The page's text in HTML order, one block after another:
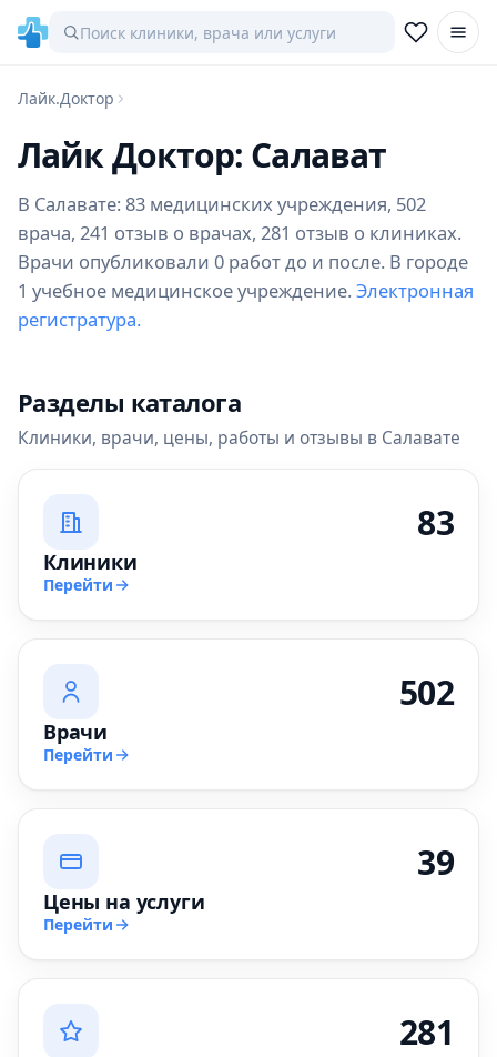
Лайк.Доктор
Лайк Доктор: Салават
В Салавате: 83 медицинских учреждения, 502
врача, 241 отзыв о врачах, 281 отзыв о клиниках.
Врачи опубликовали 0 работ до и после. В городе
1 учебное медицинское учреждение. Электронная
регистратура.
Разделы каталога
Клиники, врачи, цены, работы и отзывы в Салавате
83
Клиники
Перейти
502
Врачи
Перейти
39
Цены на услуги
Перейти
281